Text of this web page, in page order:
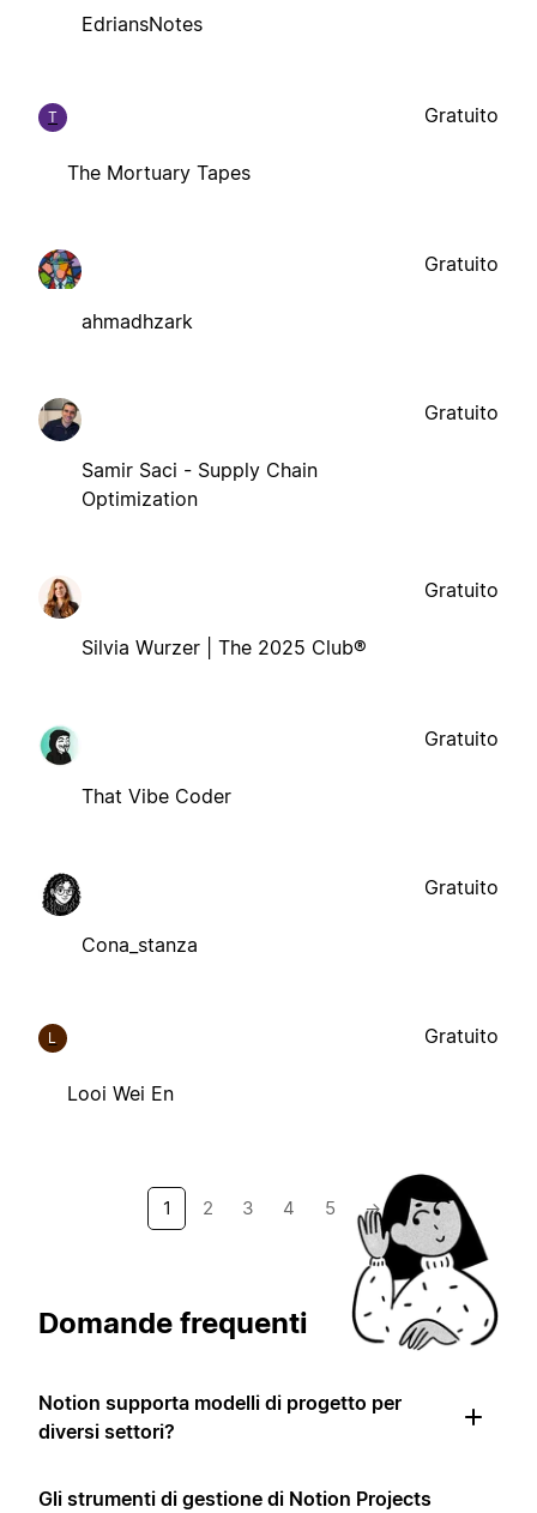
EdriansNotes
T
The Mortuary Tapes
Gratuito
ahmadhzark
Gratuito
Samir Saci - Supply Chain
Optimization
Gratuito
Silvia Wurzer | The 2025 Club®
Gratuito
That Vibe Coder
Gratuito
Cona_stanza
Gratuito
L
Looi Wei En
Gratuito
1 2 3 4 5 →
Domande frequenti
Notion supporta modelli di progetto per
diversi settori?
Gli strumenti di gestione di Notion Projects